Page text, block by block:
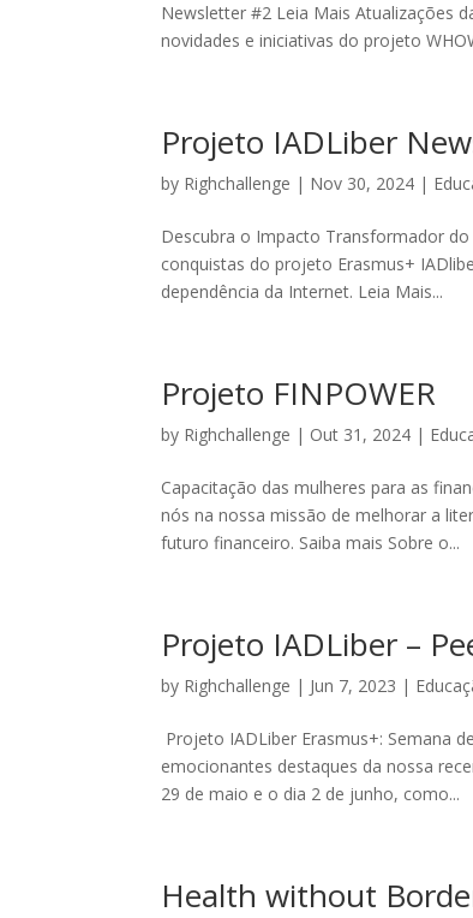
Newsletter #2 Leia Mais Atualizações
novidades e iniciativas do projeto
Projeto IADLiber
by Righchallenge | Nov 30, 2024 |
Descubra o Impacto Transformador
conquistas do projeto Erasmus+
dependência da Internet. Leia Mais...
Projeto FINPOWER
by Righchallenge | Out 31, 2024 |
Capacitação das mulheres para as
nós na nossa missão de melhorar a
futuro financeiro. Saiba mais Sobre o...
Projeto IADLiber –
by Righchallenge | Jun 7, 2023 |
Projeto IADLiber Erasmus+: Semana
emocionantes destaques da nossa
29 de maio e o dia 2 de junho, como...
Health without